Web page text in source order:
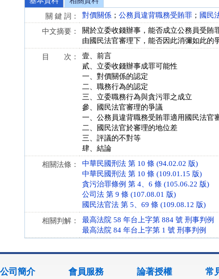
關 鍵 詞：
對價關係 ； 公務員違背職務受賄罪 ； 國民
中文摘要：
關於立委收錢辦事，能否成立公務員受賄
由國民法官審理下，能否因此消彌如此的
目 次：
壹、前言
貳、立委收錢辦事成罪可能性
一、對價關係的認定
二、職務行為的認定
三、立委職務行為與貪污罪之成立
參、國民法官審理的爭議
一、公務員違背職務受賄罪適用國民法官
二、國民法官於審理的地位差
三、評議的不對等
肆、結論
相關法條：
中華民國刑法 第 10 條 (94.02.02 版)
中華民國刑法 第 10 條 (109.01.15 版)
貪污治罪條例 第 4、6 條 (105.06.22 版)
公司法 第 9 條 (107.08.01 版)
國民法官法 第 5、69 條 (109.08.12 版)
相關判解：
最高法院 58 年台上字第 884 號 刑事判例
最高法院 84 年台上字第 1 號 刑事判例
公司簡介 會員服務 論著授權 常